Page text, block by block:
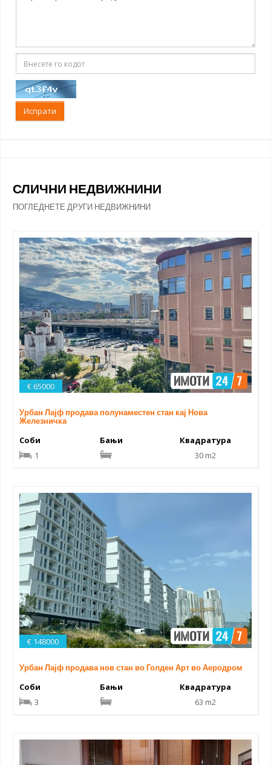
Испрати
СЛИЧНИ НЕДВИЖНИНИ
ПОГЛЕДНЕТЕ ДРУГИ НЕДВИЖНИНИ
€ 65000
Урбан Лајф продава полунаместен стан кај Нова
Железничка
Соби
1
Бањи
Квадратура
30 m2
€ 148000
Урбан Лајф продава нов стан во Голден Арт во Аеродром
Соби
3
Бањи
Квадратура
63 m2